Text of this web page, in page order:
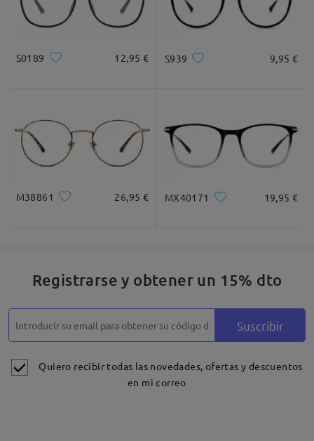
S0189 12,95 € S939 9,95 €
M38861 26,95 € MX40171 19,95 €
Registrarse y obtener un 15% dto
Suscribir
Quiero recibir todas las novedades, ofertas y descuentos
en mi correo